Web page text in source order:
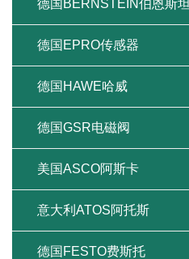
德国BERNSTEIN伯恩斯坦
德国EPRO传感器
德国HAWE哈威
德国GSR电磁阀
美国ASCO阿斯卡
意大利ATOS阿托斯
德国FESTO费斯托